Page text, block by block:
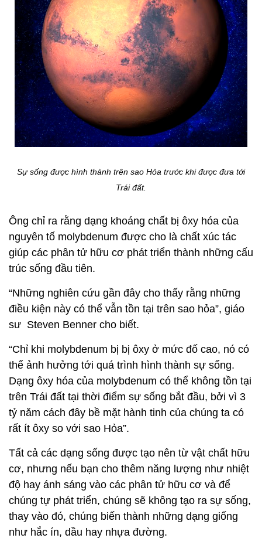
Sự sống được hình thành trên sao Hỏa trước khi được đưa tới
Trái đất.
Ông chỉ ra rằng dạng khoáng chất bị ôxy hóa của
nguyên tố molybdenum được cho là chất xúc tác
giúp các phân tử hữu cơ phát triển thành những cấu
trúc sống đầu tiên.
“Những nghiên cứu gần đây cho thấy rằng những
điều kiện này có thể vẫn tồn tại trên sao hỏa”, giáo
sư Steven Benner cho biết.
“Chỉ khi molybdenum bị bị ôxy ở mức đố cao, nó có
thể ảnh hưởng tới quá trình hình thành sự sống.
Dạng ôxy hóa của molybdenum có thể không tồn tại
trên Trái đất tại thời điểm sự sống bắt đầu, bởi vì 3
tỷ năm cách đây bề mặt hành tinh của chúng ta có
rất ít ôxy so với sao Hỏa”.
Tất cả các dạng sống được tạo nên từ vật chất hữu
cơ, nhưng nếu bạn cho thêm năng lượng như nhiệt
độ hay ánh sáng vào các phân tử hữu cơ và để
chúng tự phát triển, chúng sẽ không tạo ra sự sống,
thay vào đó, chúng biến thành những dạng giống
như hắc ín, dầu hay nhựa đường.